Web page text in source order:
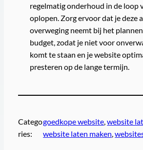
regelmatig onderhoud in de loop
oplopen. Zorg ervoor dat je deze
overweging neemt bij het
budget, zodat je niet voor
komt te staan en je website
presteren op de lange termijn.
Catego
ries:
goedkope website, website
website laten maken,